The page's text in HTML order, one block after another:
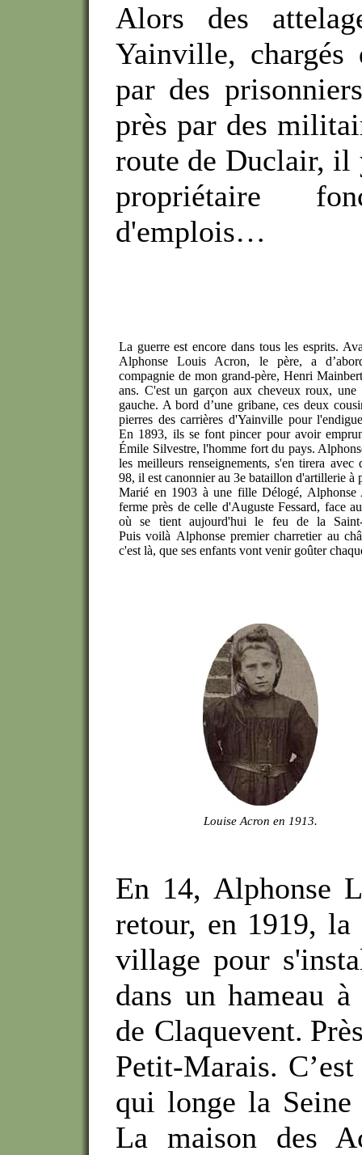
Alors des
Yainville, chargés
par des
près par des
route de Duclair, il
propriétaire
d'emplois…
La guerre est encore dans tous les esprits.
Alphonse Louis Acron, le père, a
compagnie de mon grand-père, Henri
ans. C'est un garçon aux cheveux roux,
gauche. A bord d’une gribane, ces deux
pierres des carrières d'Yainville pour
En 1893, ils se font pincer pour avoir
Émile Silvestre, l'homme fort du pays.
les meilleurs renseignements, s'en tirera
98, il est canonnier au 3e bataillon d'artillerie à
Marié en 1903 à une fille Délogé, Alphonse
ferme près de celle d'Auguste Fessard, face
où se tient aujourd'hui le feu de la
Puis voilà Alphonse premier charretier au
c'est là, que ses enfants vont venir goûter
Louise Acron en 1913.
En 14, Alphonse
retour, en 1919,
village pour
dans un hameau
de Claquevent.
Petit-Marais.
qui longe la Seine
La maison des